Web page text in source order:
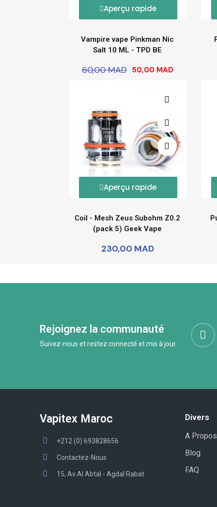
Aperçu rapide
Vampire vape Pinkman Nic
Salt 10 ML - TPD BE
60,00 MAD 50,00 MAD
Aperçu rapide
Coil - Mesh Zeus Subohm Z0.2
(pack 5) Geek Vape
230,00 MAD
Rejoignez la communauté
Suivez-nous et restez connecté et mis à jour.
Vapitex Maroc
+212 (0) 693828656
Contactez-Nous
15, Av Al Abtal - Agdal Rabat
Divers
A Propos
Blog
FAQ